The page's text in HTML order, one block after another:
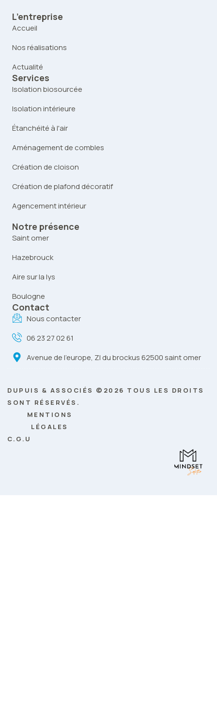
L’entreprise
Accueil
Nos réalisations
Actualité
Services
Isolation biosourcée
Isolation intérieure
Étanchéité à l'air
Aménagement de combles
Création de cloison
Création de plafond décoratif
Agencement intérieur
Notre présence
Saint omer
Hazebrouck
Aire sur la lys
Boulogne
Contact
Nous contacter
06 23 27 02 61
Avenue de l’europe, ZI du brockus 62500 saint omer
DUPUIS & ASSOCIÉS ©2026 TOUS LES DROITS
SONT RÉSERVÉS.
MENTIONS
LÉGALES
C.G.U